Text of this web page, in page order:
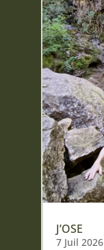
J’OSE
7 Juil 2026